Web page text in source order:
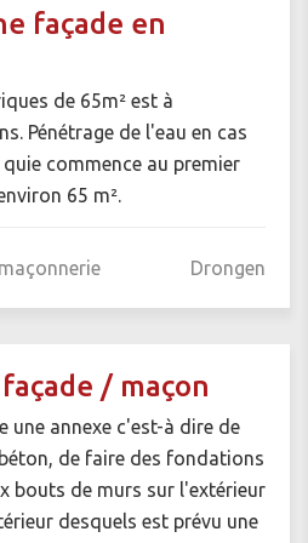
façade en
de 65m² est à
Pénétrage de l'eau en cas
commence au premier
65 m².
Drongen
/ maçon
une annexe c'est-à dire de
de faire des fondations
bouts de murs sur l'extérieur
desquels est prévu une